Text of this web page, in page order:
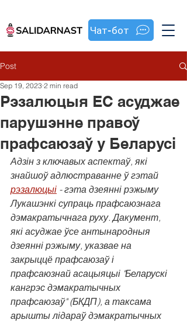
Чат-бот
Post
Рэзалюцыя ЕС асуджае
парушэнне правоў
прафсаюзаў у Беларусі
Sep 19, 2023 2 min read
Адзін з ключавых аспектаў, які
знайшоў адлюстраванне ў гэтай
рэзалюцыі - гэта дзеянні рэжыму
Лукашэнкі супраць прафсаюзнага
дэмакратычнага руху. Дакумент,
які асуджае ўсе антынародныя
дзеянні рэжыму, указвае на
закрыццё прафсаюзаў і
прафсаюзнай асацыяцыі "Беларускі
кангрэс дэмакратычных
прафсаюзаў" (БКДП), а таксама
арышты лідараў дэмакратычных